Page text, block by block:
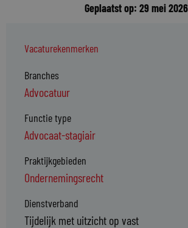
Geplaatst op: 29 mei 2026
Vacaturekenmerken
Branches
Advocatuur
Functie type
Advocaat-stagiair
Praktijkgebieden
Ondernemingsrecht
Dienstverband
Tijdelijk met uitzicht op vast